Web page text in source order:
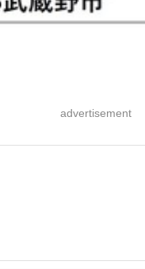
advertisement